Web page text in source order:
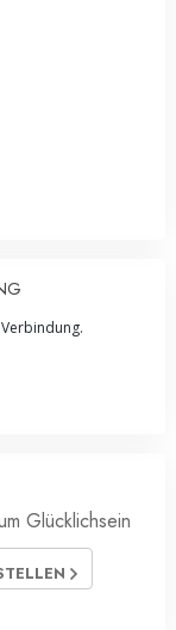
Glücklichsein